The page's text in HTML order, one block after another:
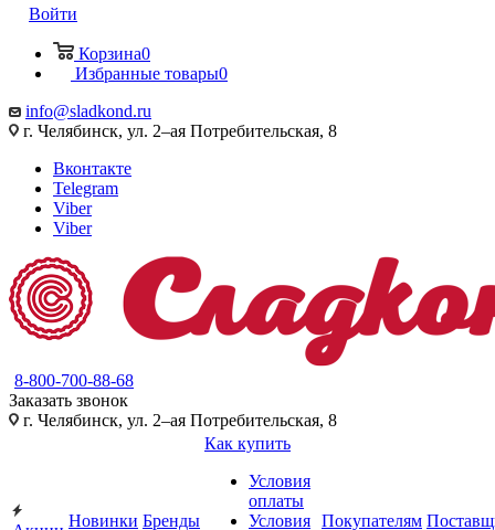
Войти
Корзина0
Избранные товары0
info@sladkond.ru
г. Челябинск, ул. 2–ая Потребительская, 8
Вконтакте
Telegram
Viber
Viber
8-800-700-88-68
Заказать звонок
г. Челябинск, ул. 2–ая Потребительская, 8
Новинки Бренды
Как купить
Условия
оплаты
Условия Покупателям